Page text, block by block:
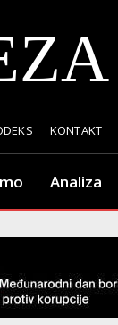
KONTAKT
Analiza